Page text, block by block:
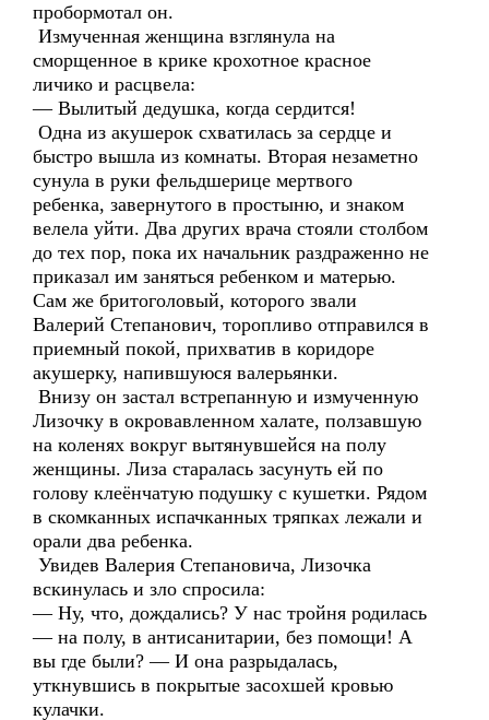
пробормотал он.
Измученная женщина взглянула на
сморщенное в крике крохотное красное
личико и расцвела:
— Вылитый дедушка, когда сердится!
Одна из акушерок схватилась за сердце и
быстро вышла из комнаты. Вторая незаметно
сунула в руки фельдшерице мертвого
ребенка, завернутого в простыню, и знаком
велела уйти. Два других врача стояли столбом
до тех пор, пока их начальник раздраженно не
приказал им заняться ребенком и матерью.
Сам же бритоголовый, которого звали
Валерий Степанович, торопливо отправился в
приемный покой, прихватив в коридоре
акушерку, напившуюся валерьянки.
Внизу он застал встрепанную и измученную
Лизочку в окровавленном халате, ползавшую
на коленях вокруг вытянувшейся на полу
женщины. Лиза старалась засунуть ей по
голову клеёнчатую подушку с кушетки. Рядом
в скомканных испачканных тряпках лежали и
орали два ребенка.
Увидев Валерия Степановича, Лизочка
вскинулась и зло спросила:
— Ну, что, дождались? У нас тройня родилась
— на полу, в антисанитарии, без помощи! А
вы где были? — И она разрыдалась,
уткнувшись в покрытые засохшей кровью
кулачки.